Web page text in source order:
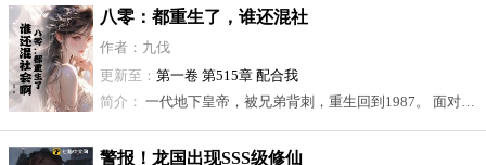
八零：都重生了，谁还混社
会啊！
作者：九伐
更新至： 第一卷 第515章 配合我
简介： 一代地下皇帝，被兄弟背刺，重生回到1987。 面对曾经的父母、女人、兄弟！ 是重入黑道登顶地下皇帝？还是弃暗投明，带兄弟们发财上岸？ 萧飞果断选择了后者！ 都重生了，谁还混社会啊？ 一鲸落，万物生。 正值苏联这个庞然大物分崩离析前夕，萧飞笑了，这种百年难遇的机会，要是不趁机拉一把岂不可惜？ 当倒爷、开银行！ 萧飞要让老毛子们见识一下，什么叫‘资本家\’的刀血淋淋！ 穿西装、打领带！ 萧飞：“黑城不许有黑涩会，谁赞成？谁反对？” 叮铃铛... 硬币掉在地上。 “它现在姓萧了！”
警报！龙国出现SSS级修仙